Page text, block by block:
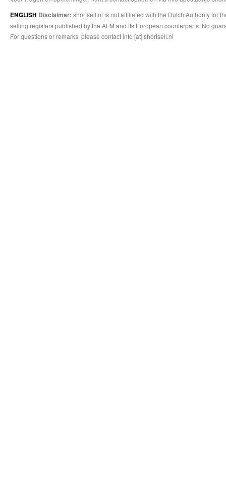
ENGLISH Disclaimer: shortsell.nl is not affiliated with the Dutch Authority for
selling registers published by the AFM and its European counterparts. No
For questions or remarks, please contact info [at] shortsell.nl